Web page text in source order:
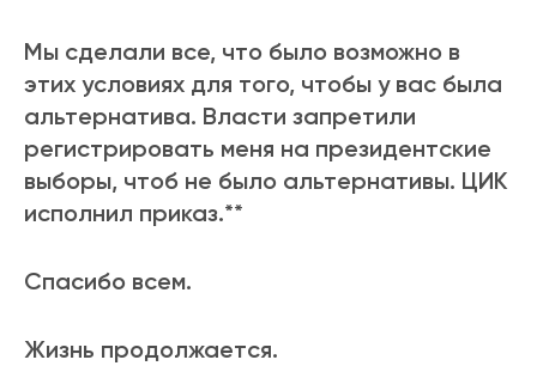
Мы сделали все, что было возможно в
этих условиях для того, чтобы у вас была
альтернатива. Власти запретили
регистрировать меня на президентские
выборы, чтоб не было альтернативы. ЦИК
исполнил приказ.**
Спасибо всем.
Жизнь продолжается.